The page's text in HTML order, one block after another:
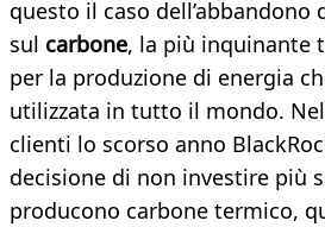
questo il caso
sul carbone, la più inquinante
per la produzione di energia
utilizzata in tutto il mondo.
clienti lo scorso anno
decisione di non investire più
producono carbone termico,